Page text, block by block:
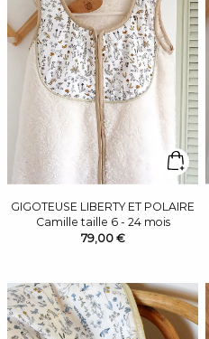
GIGOTEUSE LIBERTY ET POLAIRE
Camille taille 6 - 24 mois
79,00 €